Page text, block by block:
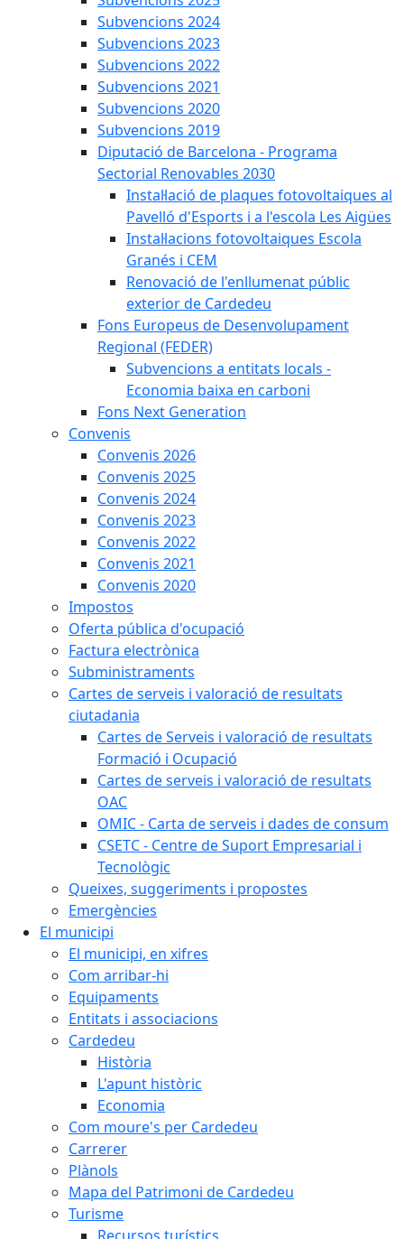
Subvencions 2024
Subvencions 2023
Subvencions 2022
Subvencions 2021
Subvencions 2020
Subvencions 2019
Diputació de Barcelona - Programa
Sectorial Renovables 2030
Instal·lació de plaques fotovoltaiques al
Pavelló d'Esports i a l'escola Les Aigües
Instal·lacions fotovoltaiques Escola
Granés i CEM
Renovació de l'enllumenat públic
exterior de Cardedeu
Fons Europeus de Desenvolupament
Regional (FEDER)
Subvencions a entitats locals -
Economia baixa en carboni
Fons Next Generation
Convenis
Convenis 2026
Convenis 2025
Convenis 2024
Convenis 2023
Convenis 2022
Convenis 2021
Convenis 2020
Impostos
Oferta pública d'ocupació
Factura electrònica
Subministraments
Cartes de serveis i valoració de resultats
ciutadania
Cartes de Serveis i valoració de resultats
Formació i Ocupació
Cartes de serveis i valoració de resultats
OAC
OMIC - Carta de serveis i dades de consum
CSETC - Centre de Suport Empresarial i
Tecnològic
Queixes, suggeriments i propostes
Emergències
El municipi
El municipi, en xifres
Com arribar-hi
Equipaments
Entitats i associacions
Cardedeu
Història
L'apunt històric
Economia
Com moure's per Cardedeu
Carrerer
Plànols
Mapa del Patrimoni de Cardedeu
Turisme